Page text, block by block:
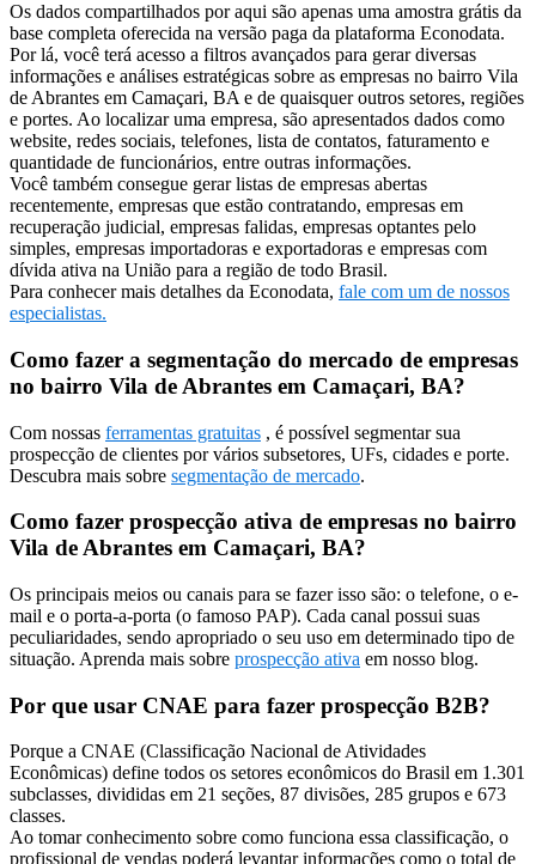
Os dados compartilhados por aqui são apenas uma amostra grátis da
base completa oferecida na versão paga da plataforma Econodata.
Por lá, você terá acesso a filtros avançados para gerar diversas
informações e análises estratégicas sobre as empresas no bairro Vila
de Abrantes em Camaçari, BA e de quaisquer outros setores, regiões
e portes. Ao localizar uma empresa, são apresentados dados como
website, redes sociais, telefones, lista de contatos, faturamento e
quantidade de funcionários, entre outras informações.
Você também consegue gerar listas de empresas abertas
recentemente, empresas que estão contratando, empresas em
recuperação judicial, empresas falidas, empresas optantes pelo
simples, empresas importadoras e exportadoras e empresas com
dívida ativa na União para a região de todo Brasil.
Para conhecer mais detalhes da Econodata, fale com um de nossos
especialistas.
Como fazer a segmentação do mercado de empresas
no bairro Vila de Abrantes em Camaçari, BA?
Com nossas ferramentas gratuitas , é possível segmentar sua
prospecção de clientes por vários subsetores, UFs, cidades e porte.
Descubra mais sobre segmentação de mercado.
Como fazer prospecção ativa de empresas no bairro
Vila de Abrantes em Camaçari, BA?
Os principais meios ou canais para se fazer isso são: o telefone, o e-
mail e o porta-a-porta (o famoso PAP). Cada canal possui suas
peculiaridades, sendo apropriado o seu uso em determinado tipo de
situação. Aprenda mais sobre prospecção ativa em nosso blog.
Por que usar CNAE para fazer prospecção B2B?
Porque a CNAE (Classificação Nacional de Atividades
Econômicas) define todos os setores econômicos do Brasil em 1.301
subclasses, divididas em 21 seções, 87 divisões, 285 grupos e 673
classes.
Ao tomar conhecimento sobre como funciona essa classificação, o
profissional de vendas poderá levantar informações como o total de